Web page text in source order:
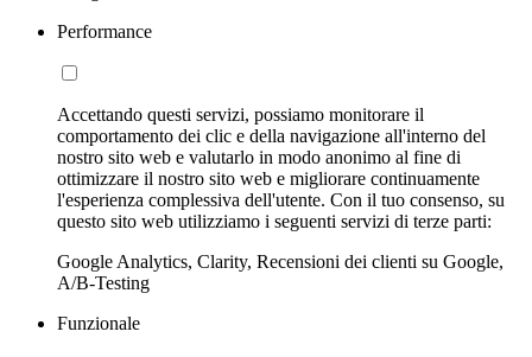
Performance
Accettando questi servizi, possiamo monitorare il
comportamento dei clic e della navigazione all'interno del
nostro sito web e valutarlo in modo anonimo al fine di
ottimizzare il nostro sito web e migliorare continuamente
l'esperienza complessiva dell'utente. Con il tuo consenso, su
questo sito web utilizziamo i seguenti servizi di terze parti:
Google Analytics, Clarity, Recensioni dei clienti su Google,
A/B-Testing
Funzionale